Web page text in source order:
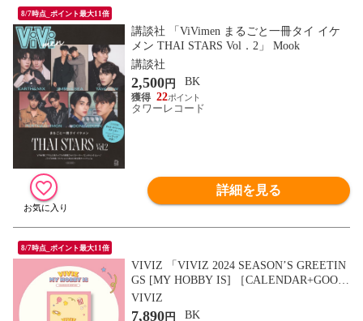
8/7時点_ポイント最大11倍
講談社 「ViVimen まるごと一冊タイ イケ
メン THAI STARS Vol．2」 Mook
講談社
2,500円
BK
22
タワーレコード
詳細を見る
8/7時点_ポイント最大11倍
VIVIZ 「VIVIZ 2024 SEASON’S GREETIN
GS [MY HOBBY IS] ［CALENDAR+GOOD
S］」 Book
VIVIZ
7,890円
BK